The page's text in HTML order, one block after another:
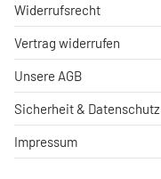
Widerrufsrecht
Vertrag widerrufen
Unsere AGB
Sicherheit & Datenschutz
Impressum